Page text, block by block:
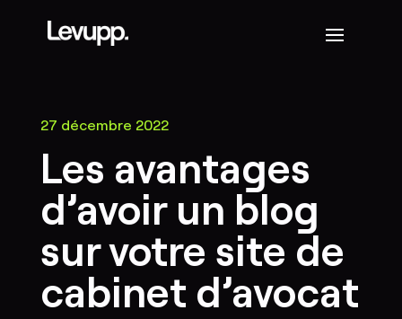
27 décembre 2022
Les avantages
d’avoir un blog
sur votre site de
cabinet d’avocat